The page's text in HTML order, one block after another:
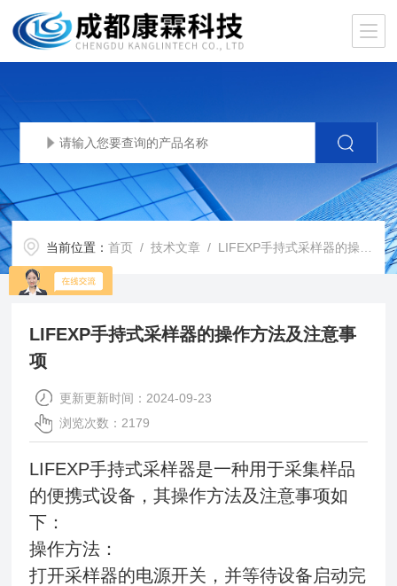
当前位置：首页 /技术文章 / LIFEXP手持式采样器的操作方法及注意事项
LIFEXP手持式采样器的操作方法及注意事
项
更新更新时间：2024-09-23
浏览次数：2179
LIFEXP手持式采样器是一种用于采集样品
的便携式设备，其操作方法及注意事项如
下：
操作方法：
打开采样器的电源开关，并等待设备启动完